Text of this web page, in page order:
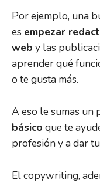
Por ejemplo, una
es empezar
web y las
aprender qué
o te gusta más.
A eso le sumas un
básico que te
profesión y a dar
El copywriting,